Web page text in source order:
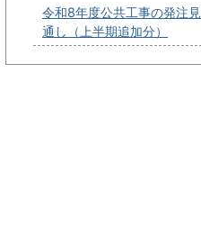
令和8年度公共工事の発注見
通し（上半期追加分）